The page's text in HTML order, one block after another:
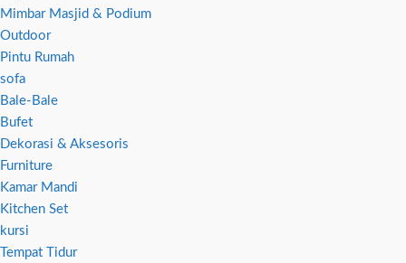
Mimbar Masjid & Podium
Outdoor
Pintu Rumah
sofa
Bale-Bale
Bufet
Dekorasi & Aksesoris
Furniture
Kamar Mandi
Kitchen Set
kursi
Tempat Tidur